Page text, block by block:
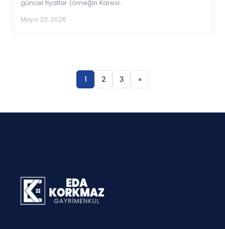
güncel fiyatlar (örneğin Karesi…
Mayıs 20, 2026
Yazı
sayfalaması
1 2 3 »